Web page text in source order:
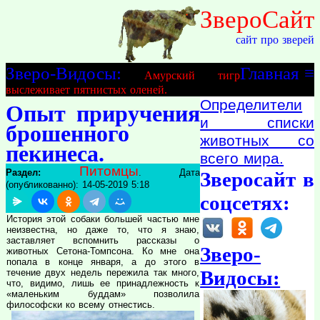
ЗвероСайт
сайт про зверей
≡
Главная
Зверо-Видосы:
Амурский тигр
выслеживает пятнистых оленей.
Опыт приручения
брошенного
пекинеса.
Раздел: Питомцы. Дата
(опубликованно): 14-05-2019 5:18
История этой собаки большей частью мне
неизвестна, но даже то, что я знаю,
заставляет вспомнить рассказы о
животных Сетона-Томпсона. Ко мне она
попала в конце января, а до этого в
течение двух недель пережила так много,
что, видимо, лишь ее принадлежность к
«маленьким буддам» позволила
философски ко всему отнестись.
Определители
и списки
животных со
всего мира.
Зверосайт в
соцсетях:
Зверо-
Видосы: